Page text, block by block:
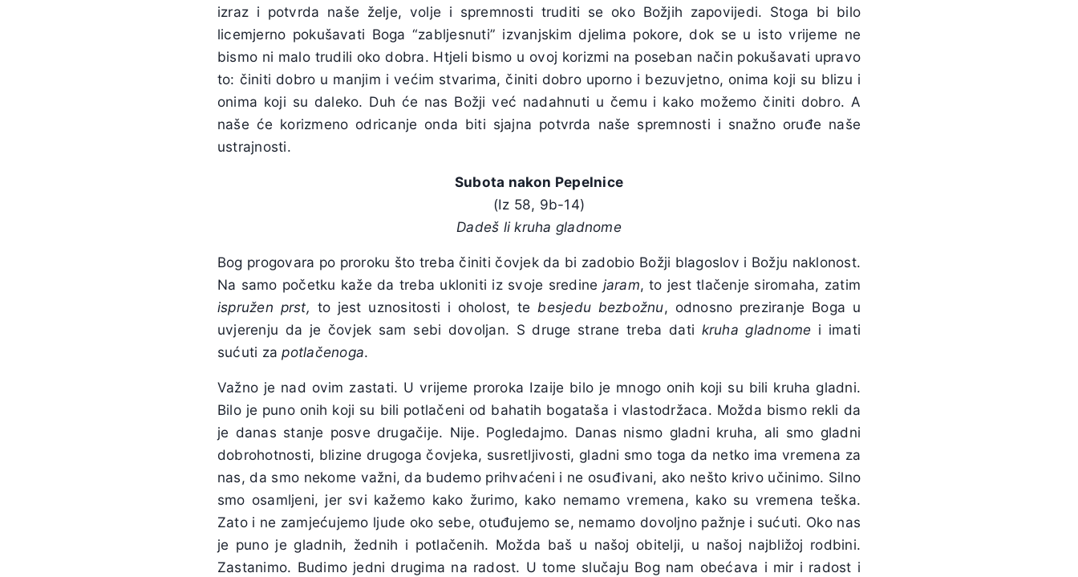
izraz i potvrda naše želje, volje i spremnosti truditi se oko Božjih zapovijedi. Stoga bi bilo
licemjerno pokušavati Boga “zabljesnuti” izvanjskim djelima pokore, dok se u isto vrijeme ne
bismo ni malo trudili oko dobra. Htjeli bismo u ovoj korizmi na poseban način pokušavati upravo
to: činiti dobro u manjim i većim stvarima, činiti dobro uporno i bezuvjetno, onima koji su blizu i
onima koji su daleko. Duh će nas Božji već nadahnuti u čemu i kako možemo činiti dobro. A
naše će korizmeno odricanje onda biti sjajna potvrda naše spremnosti i snažno oruđe naše
ustrajnosti.
Subota nakon Pepelnice
(Iz 58, 9b-14)
Dadeš li kruha gladnome
Bog progovara po proroku što treba činiti čovjek da bi zadobio Božji blagoslov i Božju naklonost.
Na samo početku kaže da treba ukloniti iz svoje sredine jaram, to jest tlačenje siromaha, zatim
ispružen prst, to jest uznositosti i oholost, te besjedu bezbožnu, odnosno preziranje Boga u
uvjerenju da je čovjek sam sebi dovoljan. S druge strane treba dati kruha gladnome i imati
sućuti zapotlačenoga.
Važno je nad ovim zastati. U vrijeme proroka Izaije bilo je mnogo onih koji su bili kruha gladni.
Bilo je puno onih koji su bili potlačeni od bahatih bogataša i vlastodržaca. Možda bismo rekli da
je danas stanje posve drugačije. Nije. Pogledajmo. Danas nismo gladni kruha, ali smo gladni
dobrohotnosti, blizine drugoga čovjeka, susretljivosti, gladni smo toga da netko ima vremena za
nas, da smo nekome važni, da budemo prihvaćeni i ne osuđivani, ako nešto krivo učinimo. Silno
smo osamljeni, jer svi kažemo kako žurimo, kako nemamo vremena, kako su vremena teška.
Zato i ne zamjećujemo ljude oko sebe, otuđujemo se, nemamo dovoljno pažnje i sućuti. Oko nas
je puno je gladnih, žednih i potlačenih. Možda baš u našoj obitelji, u našoj najbližoj rodbini.
Zastanimo. Budimo jedni drugima na radost. U tome slučaju Bog nam obećava i mir i radost i